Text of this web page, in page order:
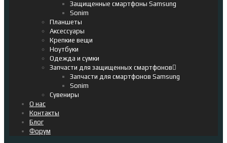
Защищенные смартфоны Samsung
Sonim
Планшеты
Аксессуары
Крепкие вещи
Ноутбуки
Одежда и сумки
Запчасти для защищенных смартфонов
Запчасти для смартфонов Samsung
Sonim
Сувениры
О нас
Контакты
Блог
Форум